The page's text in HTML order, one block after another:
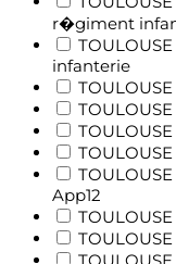
r�giment
infanterie
App12